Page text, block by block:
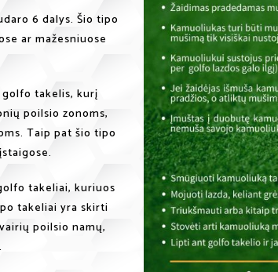
6 dalys. Šio tipo
ar mažesniuose
takelis, kurį
poilsio zonoms,
Taip pat šio tipo
takeliai, kuriuos
takeliai yra skirti
poilsio namų,